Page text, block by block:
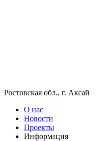
Ростовская обл., г. Аксай
О нас
Новости
Проекты
Информация